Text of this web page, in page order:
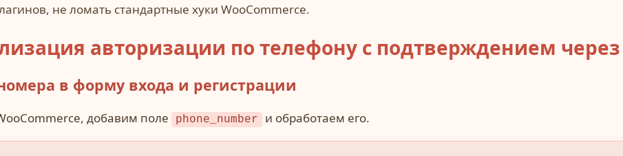
не ломать стандартные хуки WooCommerce.
авторизации по телефону с подтверждением
в форму входа и регистрации
добавим поле phone_number и обработаем его.